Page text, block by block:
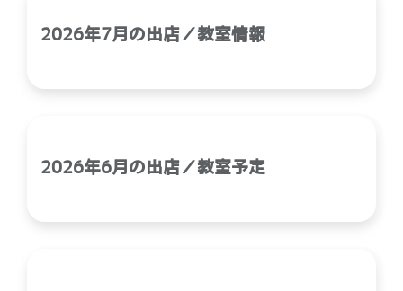
2026年7月の出店／教室情報
2026年6月の出店／教室予定